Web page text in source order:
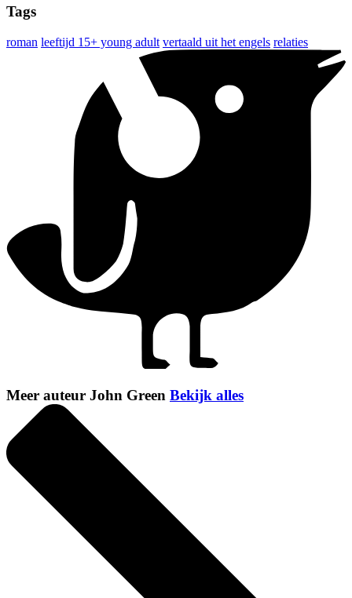
Tags
roman leeftijd 15+ young adult vertaald uit het engels relaties
Meer auteur John Green Bekijk alles